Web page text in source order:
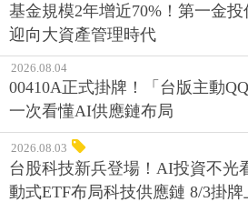
基金規模2年增近70%！第一金
迎向大資產管理時代
2026.08.04
00410A正式掛牌！「台版主動
一次看懂AI供應鏈布局
2026.08.03
台股科技新兵登場！AI投資不光
動式ETF布局科技供應鏈 8/3掛牌